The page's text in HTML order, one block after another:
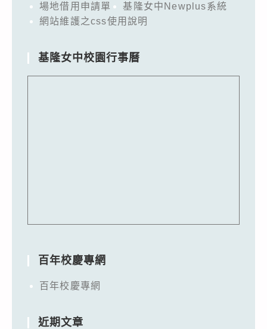
場地借用申請單
基隆女中Newplus系統
網站維護之css使用說明
基隆女中校園行事曆
百年校慶專網
百年校慶專網
近期文章